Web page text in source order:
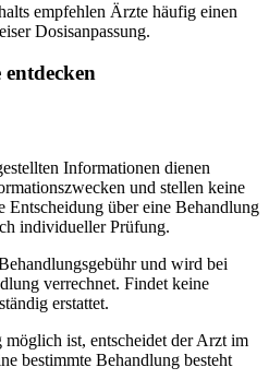
empfehlen Ärzte häufig einen
Dosisanpassung.
Informationen dienen
und stellen keine
Entscheidung über eine Behandlung
individueller Prüfung.
und wird bei
verrechnet. Findet keine
erstattet.
ist, entscheidet der Arzt im
bestimmte Behandlung besteht